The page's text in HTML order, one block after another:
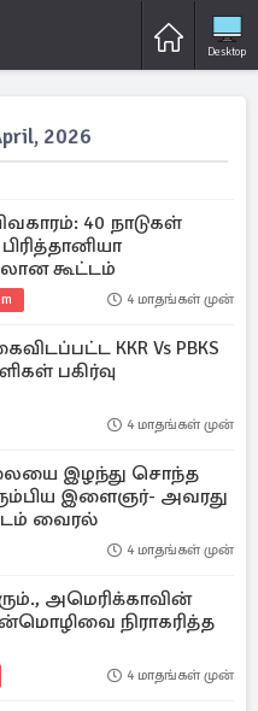
Desktop
2026
40 நாடுகள்
கூட்டம்
4 மாதங்கள் முன்
KKR Vs PBKS
பகிர்வு
4 மாதங்கள் முன்
இழந்து சொந்த
இளைஞர்- அவரது
வைரல்
4 மாதங்கள் முன்
அமெரிக்காவின்
நிராகரித்த
4 மாதங்கள் முன்